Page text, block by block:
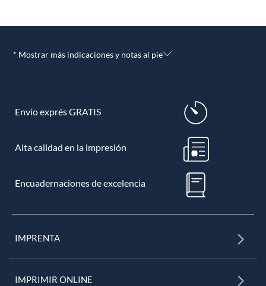
* Mostrar más indicaciones y notas al pie
Envío exprés GRATIS
Alta calidad en la impresión
Encuadernaciones de excelencia
IMPRENTA
IMPRIMIR ONLINE